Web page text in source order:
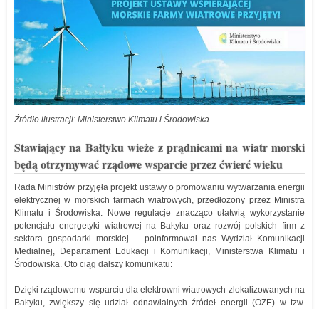
Źródło ilustracji: Ministerstwo Klimatu i Środowiska.
Stawiający na Bałtyku wieże z prądnicami na wiatr morski
będą otrzymywać rządowe wsparcie przez ćwierć wieku
Rada Ministrów przyjęła projekt ustawy o promowaniu wytwarzania energii
elektrycznej w morskich farmach wiatrowych, przedłożony przez Ministra
Klimatu i Środowiska. Nowe regulacje znacząco ułatwią wykorzystanie
potencjału energetyki wiatrowej na Bałtyku oraz rozwój polskich firm z
sektora gospodarki morskiej – poinformował nas Wydział Komunikacji
Medialnej, Departament Edukacji i Komunikacji, Ministerstwa Klimatu i
Środowiska. Oto ciąg dalszy komunikatu:
Dzięki rządowemu wsparciu dla elektrowni wiatrowych zlokalizowanych na
Bałtyku, zwiększy się udział odnawialnych źródeł energii (OZE) w tzw.